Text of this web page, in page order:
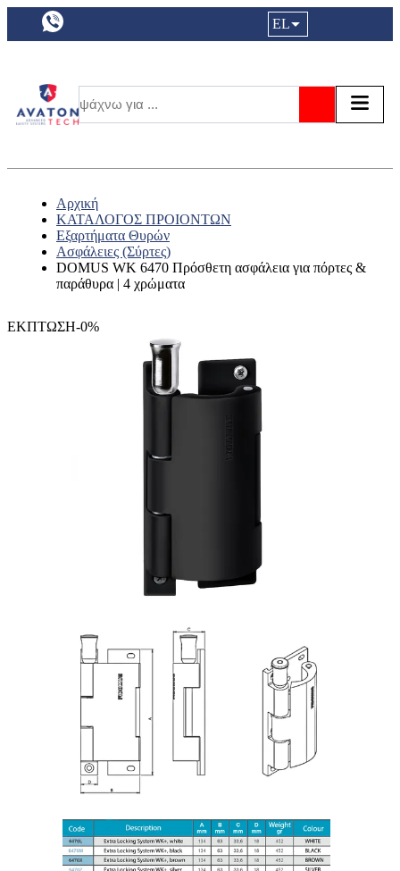
a11y.languageSelection:
EL
Αρχική
ΚΑΤΑΛΟΓΟΣ ΠΡΟΙΟΝΤΩΝ
Εξαρτήματα Θυρών
Ασφάλειες (Σύρτες)
DOMUS WK 6470 Πρόσθετη ασφάλεια για πόρτες &
παράθυρα | 4 χρώματα
ΕΚΠΤΩΣΗ-0%